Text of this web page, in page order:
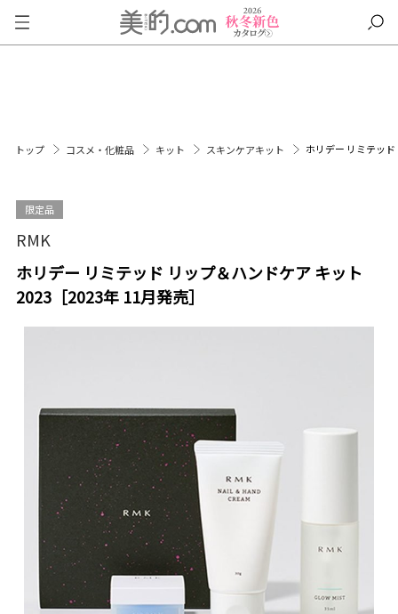
トップ コスメ・化粧品 キット スキンケアキット ホリデー リミテッ
限定品
RMK
ホリデー リミテッド リップ＆ハンドケア キット
2023［2023年 11月発売］